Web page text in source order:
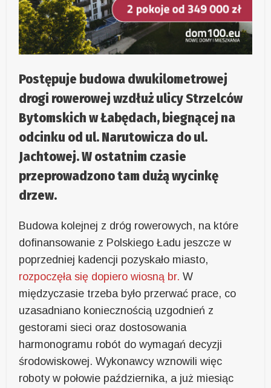
Postępuje budowa dwukilometrowej
drogi rowerowej wzdłuż ulicy Strzelców
Bytomskich w Łabędach, biegnącej na
odcinku od ul. Narutowicza do ul.
Jachtowej. W ostatnim czasie
przeprowadzono tam dużą wycinkę
drzew.
Budowa kolejnej z dróg rowerowych, na które
dofinansowanie z Polskiego Ładu jeszcze w
poprzedniej kadencji pozyskało miasto,
rozpoczęła się dopiero wiosną br.W
międzyczasie trzeba było przerwać prace, co
uzasadniano koniecznością uzgodnień z
gestorami sieci oraz dostosowania
harmonogramu robót do wymagań decyzji
środowiskowej. Wykonawcy wznowili więc
roboty w połowie października, a już miesiąc